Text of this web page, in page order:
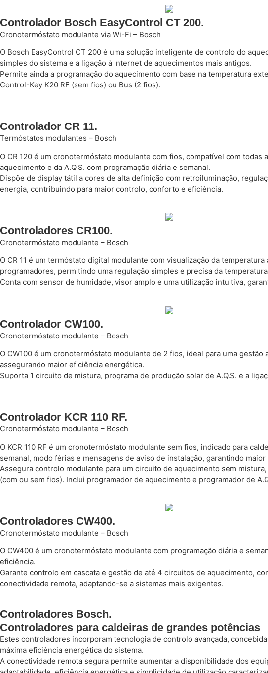
Controlador Bosch EasyControl CT 200.
Cronotermóstato modulante via Wi-Fi – Bosch
O Bosch EasyControl CT 200 é uma solução inteligente de controlo do
simples do sistema e a ligação à Internet de aquecimentos mais antigos.
Permite ainda a programação do aquecimento com base na temperatura
Control-Key K20 RF (sem fios) ou Bus (2 fios).
Controlador CR 11.
Termóstatos modulantes – Bosch
O CR 120 é um cronotermóstato modulante com fios, compatível com
aquecimento e da A.Q.S. com programação diária e semanal.
Dispõe de display tátil a cores de alta definição com retroiluminação,
energia, contribuindo para maior controlo, conforto e eficiência.
Controladores CR100.
Cronotermóstato modulante – Bosch
O CR 11 é um termóstato digital modulante com visualização da
programadores, permitindo uma regulação simples e precisa da
Conta com sensor de humidade, visor amplo e uma utilização intuitiva,
Controlador CW100.
Cronotermóstato modulante – Bosch
O CW100 é um cronotermóstato modulante de 2 fios, ideal para uma
assegurando maior eficiência energética.
Suporta 1 circuito de mistura, programa de produção solar de A.Q.S. e a
Controlador KCR 110 RF.
Cronotermóstato modulante – Bosch
O KCR 110 RF é um cronotermóstato modulante sem fios, indicado para
semanal, modo férias e mensagens de aviso de instalação, garantindo
Assegura controlo modulante para um circuito de aquecimento sem
(com ou sem fios). Inclui programador de aquecimento e programador de
Controladores CW400.
Cronotermóstato modulante – Bosch
O CW400 é um cronotermóstato modulante com programação diária e
eficiência.
Garante controlo em cascata e gestão de até 4 circuitos de aquecimento,
conectividade remota, adaptando-se a sistemas mais exigentes.
Controladores Bosch.
Controladores para caldeiras de grandes potências
Estes controladores incorporam tecnologia de controlo avançada,
máxima eficiência energética do sistema.
A conectividade remota segura permite aumentar a disponibilidade dos